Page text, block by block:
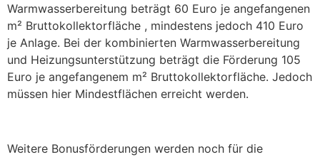
Warmwasserbereitung beträgt 60 Euro je angefangenen
m² Bruttokollektorfläche , mindestens jedoch 410 Euro
je Anlage. Bei der kombinierten Warmwasserbereitung
und Heizungsunterstützung beträgt die Förderung 105
Euro je angefangenem m² Bruttokollektorfläche. Jedoch
müssen hier Mindestflächen erreicht werden.
Weitere Bonusförderungen werden noch für die